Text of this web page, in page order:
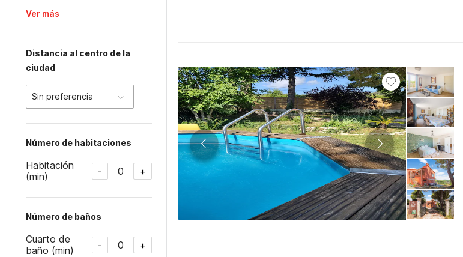
Ver más
Distancia al centro de la
ciudad
Sin preferencia
Número de habitaciones
Habitación
(min)
- 0 +
Número de baños
Cuarto de
baño (min)
- 0 +